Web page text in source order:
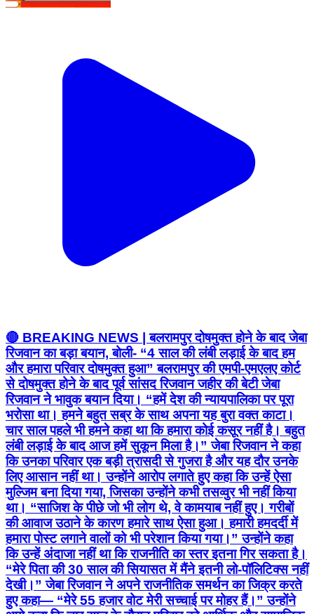
🔴 BREAKING NEWS | बलरामपुर दोषमुक्त होने के बाद जेबा
रिजवान का बड़ा बयान, बोली- “4 साल की लंबी लड़ाई के बाद हम
और हमारा परिवार दोषमुक्त हुआ” बलरामपुर की एमपी-एमएलए कोर्ट
से दोषमुक्त होने के बाद पूर्व सांसद रिजवान जहीर की बेटी जेबा
रिजवान ने भावुक बयान दिया। “हमें देश की न्यायपालिका पर पूरा
भरोसा था। हमने बहुत सब्र के साथ अपना यह बुरा वक्त काटा।
चार साल पहले भी हमने कहा था कि हमारा कोई कसूर नहीं है। बहुत
लंबी लड़ाई के बाद आज हमें सुकून मिला है।” जेबा रिजवान ने कहा
कि उनका परिवार एक बड़ी त्रासदी से गुजरा है और यह दौर उनके
लिए आसान नहीं था। उन्होंने आरोप लगाते हुए कहा कि उन्हें ऐसा
मुल्जिम बना दिया गया, जिसका उन्होंने कभी तसव्वुर भी नहीं किया
था। “साजिश के पीछे जो भी लोग थे, वे कामयाब नहीं हुए। गरीबों
की आवाज उठाने के कारण हमारे साथ ऐसा हुआ। हमारी हमदर्दी में
हमारा पोस्ट लगाने वालों को भी परेशान किया गया।” उन्होंने कहा
कि उन्हें अंदाजा नहीं था कि राजनीति का स्तर इतना गिर सकता है।
“मेरे पिता की 30 साल की सियासत में मैंने इतनी लो-पॉलिटिक्स नहीं
देखी।” जेबा रिजवान ने अपने राजनीतिक समर्थन का जिक्र करते
हुए कहा— “मेरे 55 हजार वोट मेरी सच्चाई पर मोहर हैं।” उन्होंने